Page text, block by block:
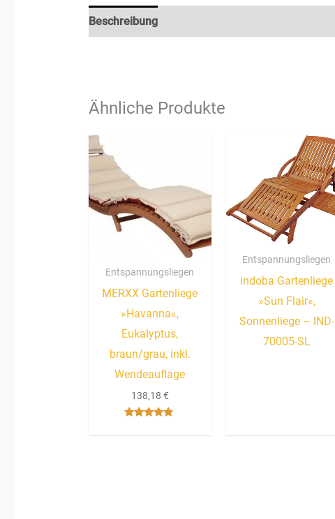
Beschreibung
Ähnliche Produkte
Entspannungsliegen
MERXX Gartenliege
»Havanna«,
Eukalyptus,
braun/grau, inkl.
Wendeauflage
138,18 €
Entspannungsliegen
indoba Gartenliege
»Sun Flair«,
Sonnenliege – IND-
70005-SL